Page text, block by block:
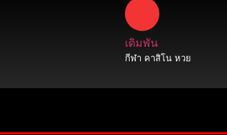
เดิมพัน
กีฬา คาสิโน หวย